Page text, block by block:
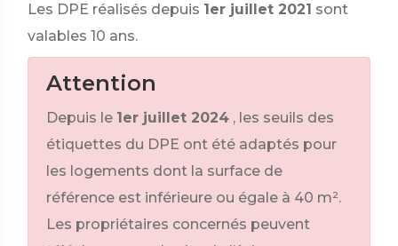
Les DPE réalisés depuis 1er juillet 2021 sont
valables 10 ans.
Attention
Depuis le 1er juillet 2024 , les seuils des
étiquettes du DPE ont été adaptés pour
les logements dont la surface de
référence est inférieure ou égale à 40 m².
Les propriétaires concernés peuvent